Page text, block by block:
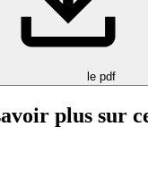
le pdf
plus sur